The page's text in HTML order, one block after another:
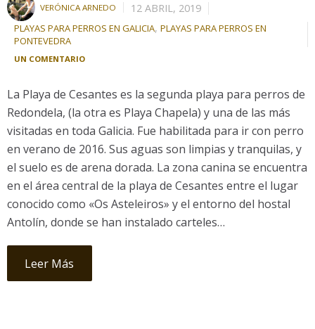
VERÓNICA ARNEDO 12 ABRIL, 2019
PLAYAS PARA PERROS EN GALICIA, PLAYAS PARA PERROS EN
PONTEVEDRA
UN COMENTARIO
La Playa de Cesantes es la segunda playa para perros de
Redondela, (la otra es Playa Chapela) y una de las más
visitadas en toda Galicia. Fue habilitada para ir con perro
en verano de 2016. Sus aguas son limpias y tranquilas, y
el suelo es de arena dorada. La zona canina se encuentra
en el área central de la playa de Cesantes entre el lugar
conocido como «Os Asteleiros» y el entorno del hostal
Antolín, donde se han instalado carteles…
Leer Más